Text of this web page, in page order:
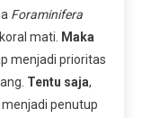
Foraminifera
mati.
Maka
menjadi prioritas
Tentu saja,
penutup